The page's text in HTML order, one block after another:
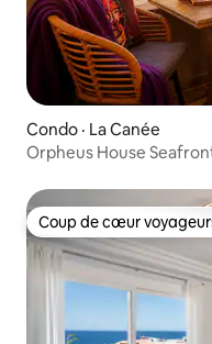
Condo · La Canée
Orpheus House
Coup de cœur
Coup de cœur